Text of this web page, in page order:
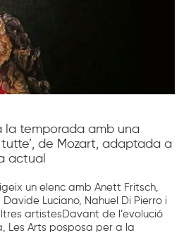
la temporada amb una
tutte’, de Mozart, adaptada a
actual
un elenc amb Anett Fritsch,
Davide Luciano, Nahuel Di Pierro i
artistesDavant de l’evolució
Les Arts posposa per a la